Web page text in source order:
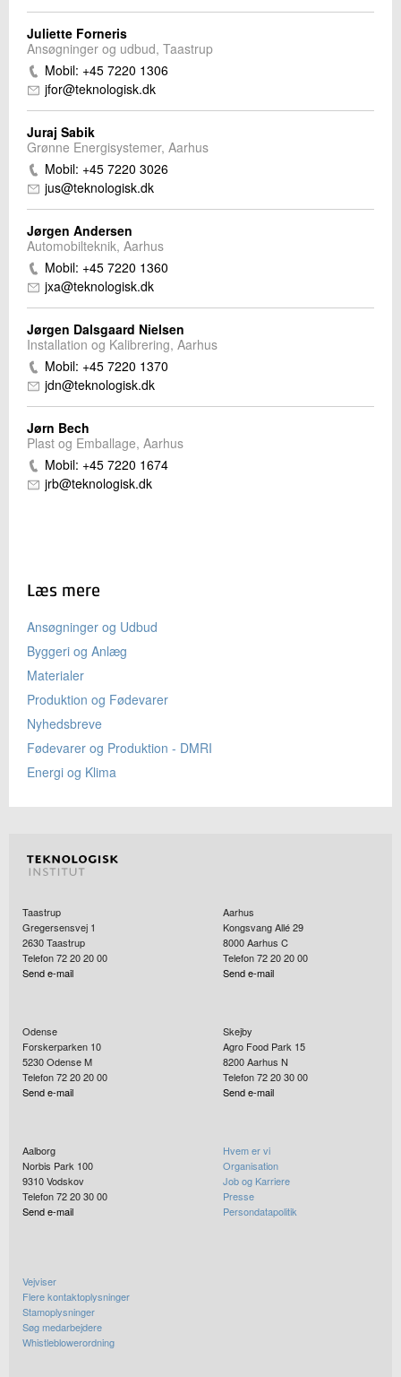
Juliette Forneris
Ansøgninger og udbud, Taastrup
Mobil: +45 7220 1306
jfor@teknologisk.dk
Juraj Sabik
Grønne Energisystemer, Aarhus
Mobil: +45 7220 3026
jus@teknologisk.dk
Jørgen Andersen
Automobilteknik, Aarhus
Mobil: +45 7220 1360
jxa@teknologisk.dk
Jørgen Dalsgaard Nielsen
Installation og Kalibrering, Aarhus
Mobil: +45 7220 1370
jdn@teknologisk.dk
Jørn Bech
Plast og Emballage, Aarhus
Mobil: +45 7220 1674
jrb@teknologisk.dk
Læs mere
Ansøgninger og Udbud
Byggeri og Anlæg
Materialer
Produktion og Fødevarer
Nyhedsbreve
Fødevarer og Produktion - DMRI
Energi og Klima
Taastrup
Gregersensvej 1
2630Taastrup
Telefon 72 20 20 00
Send e-mail
Aarhus
Kongsvang Allé 29
8000Aarhus C
Telefon 72 20 20 00
Send e-mail
Odense
Forskerparken 10
5230Odense M
Telefon 72 20 20 00
Send e-mail
Skejby
Agro Food Park 15
8200Aarhus N
Telefon 72 20 30 00
Send e-mail
Aalborg
Norbis Park 100
9310Vodskov
Telefon 72 20 30 00
Send e-mail
Hvem er vi
Organisation
Job og Karriere
Presse
Persondatapolitik
Vejviser
Flere kontaktoplysninger
Stamoplysninger
Søg medarbejdere
Whistleblowerordning